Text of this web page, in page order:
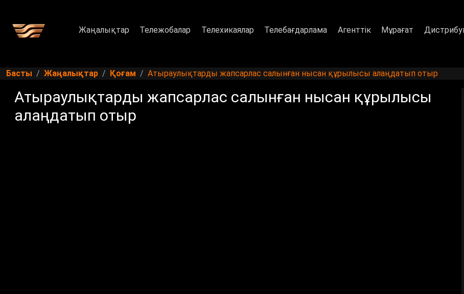
Жаңалықтар Тележобалар Телехикаялар Телебағдарлама Агенттік Мұрағат
Басты Жаңалықтар Қоғам Атыраулықтарды жапсарлас салынған нысан құрылысы алаңдатып отыр
Атыраулықтарды жапсарлас салынған нысан құрылысы
алаңдатып отыр